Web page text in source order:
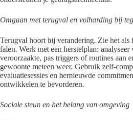
Omgaan met terugval en volharding bij
Terugval hoort bij verandering. Zie het als
falen. Werk met een herstelplan: analyseer
veroorzaakte, pas triggers of routines aan
gewoonte meteen weer. Gebruik zelf-
evaluatiesessies en hernieuwde
ontwikkelen te bevorderen.
Sociale steun en het belang van omgeving